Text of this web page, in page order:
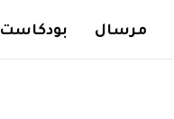
مرسال بودكاست